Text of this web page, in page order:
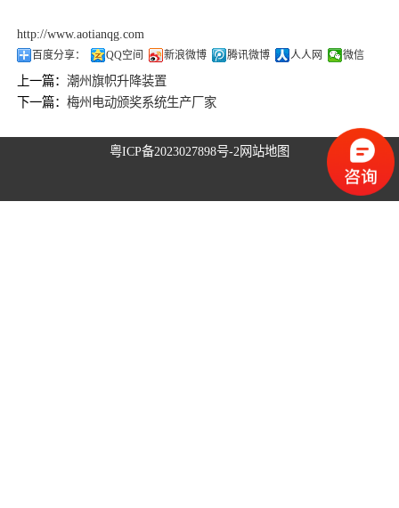
http://www.aotianqg.com
百度分享： QQ空间 新浪微博 腾讯微博 人人网 微信
上一篇：潮州旗帜升降装置
下一篇：梅州电动颁奖系统生产厂家
粤ICP备2023027898号-2 网站地图
旗帜升降旗系统
颁奖旗
升降旗系统